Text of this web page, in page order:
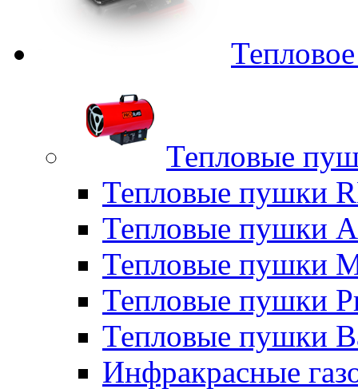
Тепловые
Тепловые пушки
Тепловые пушки
Тепловые пушки
Тепловые пушки
Тепловые пушки
Инфракрасные